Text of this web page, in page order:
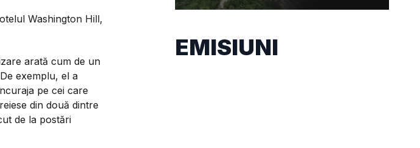
Washington Hill,
arată cum de un
exemplu, el a
pe cei care
din două dintre
de la postări
EMISIUNI